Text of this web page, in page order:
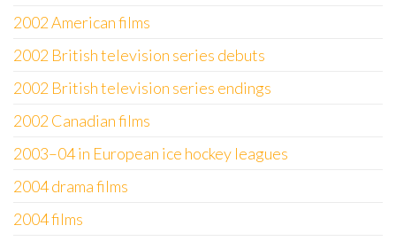
2002 American films
2002 British television series debuts
2002 British television series endings
2002 Canadian films
2003–04 in European ice hockey leagues
2004 drama films
2004 films